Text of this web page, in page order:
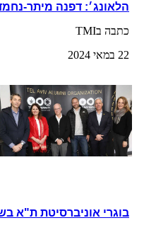
הלאונג׳: דפנה מיתר-
כתבה בTMI
22 במאי 2024
בוגרי אוניברסיטת ת"א